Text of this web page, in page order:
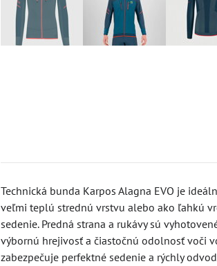
Technická bunda Karpos Alagna EVO je
veľmi teplú strednú vrstvu alebo ako ľahkú
sedenie. Predná strana a rukávy sú
výbornú hrejivosť a čiastočnú odolnosť voči
zabezpečuje perfektné sedenie a rýchly